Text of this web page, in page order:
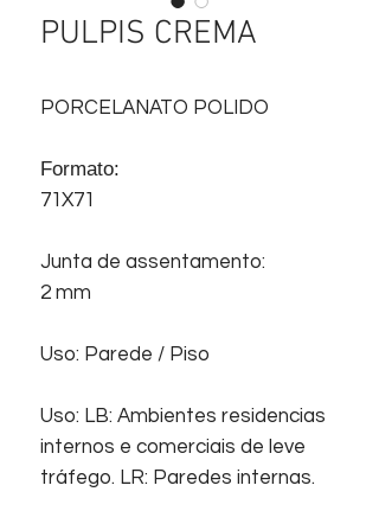
PULPIS CREMA
PORCELANATO POLIDO
Formato:
71X71
Junta de assentamento:
2 mm
Uso: Parede / Piso
Uso: LB: Ambientes residencias
internos e comerciais de leve
tráfego. LR: Paredes internas.